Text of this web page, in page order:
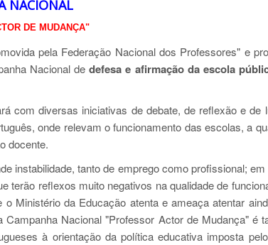
NACIONAL
DE MUDANÇA"
pela Federação Nacional dos Professores" e
Nacional dedefesa e afirmação da escola
com diversas iniciativas de debate, de reflexão e de
onde relevam o funcionamento das escolas, a
docente.
instabilidade, tanto de emprego como profissional;
terão reflexos muito negativos na qualidade de
Ministério da Educação atenta e ameaça atentar
Nacional "Professor Actor de Mudança" é
à orientação da política educativa imposta